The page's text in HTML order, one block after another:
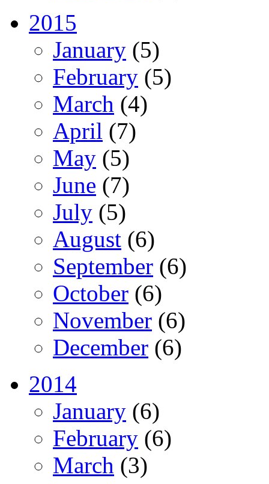
2015
January (5)
February (5)
March (4)
April (7)
May (5)
June (7)
July (5)
August (6)
September (6)
October (6)
November (6)
December (6)
2014
January (6)
February (6)
March (3)